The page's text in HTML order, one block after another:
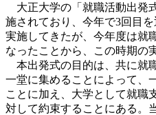
大正大学の「就職活動出発
施されており、今年で3回目
実施してきたが、今年度は就
なったことから、この時期の
本出発式の目的は、共に就
一堂に集めることによって、
ことに加え、大学として就職
対して約束することにある。